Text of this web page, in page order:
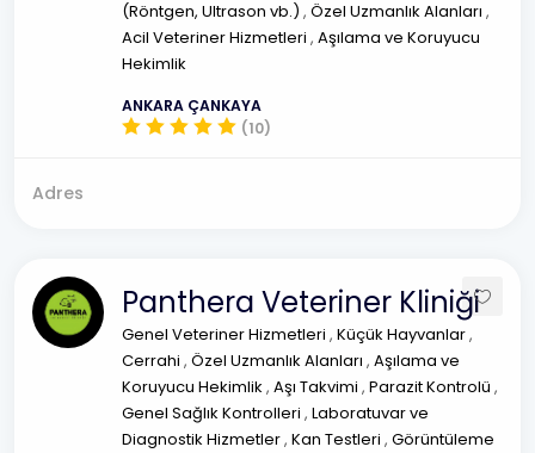
(Röntgen, Ultrason vb.) , Özel Uzmanlık Alanları ,
Acil Veteriner Hizmetleri , Aşılama ve Koruyucu
Hekimlik
ANKARA ÇANKAYA
(10)
Adres
Panthera Veteriner Kliniği
Genel Veteriner Hizmetleri , Küçük Hayvanlar,
Cerrahi , Özel Uzmanlık Alanları , Aşılama ve
Koruyucu Hekimlik , Aşı Takvimi , Parazit Kontrolü ,
Genel Sağlık Kontrolleri , Laboratuvar ve
Diagnostik Hizmetler, Kan Testleri , Görüntüleme